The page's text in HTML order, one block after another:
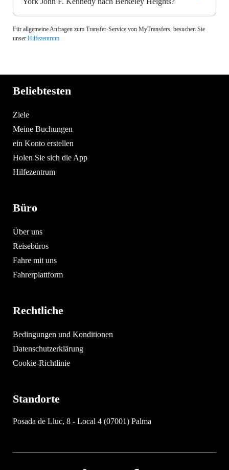
Für allgemeine Anfragen zum Transfer-Service von MyTransfers, besuchen Sie
unser Hilfezentrum
Beliebtesten
Ziele
Meine Buchungen
ein Konto erstellen
Holen Sie sich die App
Hilfezentrum
Büro
Über uns
Reisebüros
Fahre mit uns
Fahrerplattform
Rechtliche
Bedingungen und Konditionen
Datenschutzerklärung
Cookie-Richtlinie
Standorte
Posada de Lluc, 8 - Local 4 (07001) Palma